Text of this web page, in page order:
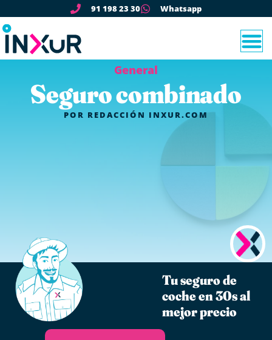
91 198 23 30 Whatsapp
General
Seguro combinado
POR REDACCIÓN INXUR.COM
Tu seguro de
coche en 30s al
mejor precio